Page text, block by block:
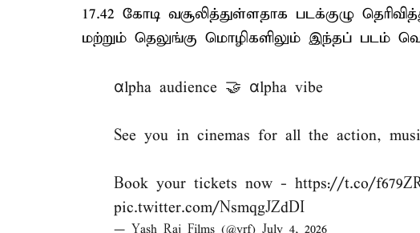
17.42 கோடி வசூலித்துள்ளதாக படக்குழு
மற்றும் தெலுங்கு மொழிகளிலும் இந்தப் படம்
αlpha audience 🤝 αlpha vibe
See you in cinemas for all the action,
Book your tickets now - https://t.co/
pic.twitter.com/NsmqgJZdDI
— Yash Raj Films (@yrf) July 4, 2026